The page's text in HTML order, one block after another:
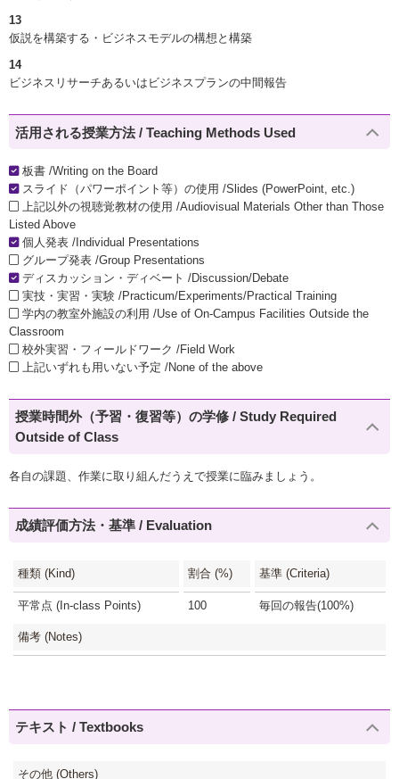
13
仮説を構築する・ビジネスモデルの構想と構築
14
ビジネスリサーチあるいはビジネスプランの中間報告
活用される授業方法 / Teaching Methods Used
板書 /Writing on the Board
スライド（パワーポイント等）の使用 /Slides (PowerPoint, etc.)
上記以外の視聴覚教材の使用 /Audiovisual Materials Other than Those
Listed Above
個人発表 /Individual Presentations
グループ発表 /Group Presentations
ディスカッション・ディベート /Discussion/Debate
実技・実習・実験 /Practicum/Experiments/Practical Training
学内の教室外施設の利用 /Use of On-Campus Facilities Outside the
Classroom
校外実習・フィールドワーク /Field Work
上記いずれも用いない予定 /None of the above
授業時間外（予習・復習等）の学修 / Study Required
Outside of Class
各自の課題、作業に取り組んだうえで授業に臨みましょう。
成績評価方法・基準 / Evaluation
種類 (Kind) 割合 (%) 基準 (Criteria)
平常点 (In-class Points) 100 毎回の報告(100%)
備考 (Notes)
テキスト / Textbooks
その他 (Others)